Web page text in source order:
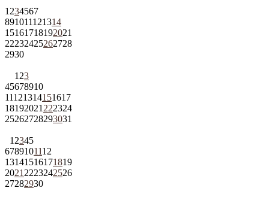
1 234567
891011121314
15161718192021
22232425262728
2930
1 23
45678910
11121314151617
18192021 222324
25262728293031
1 2345
6789101112
13141516171819
2021 2223242526
27282930